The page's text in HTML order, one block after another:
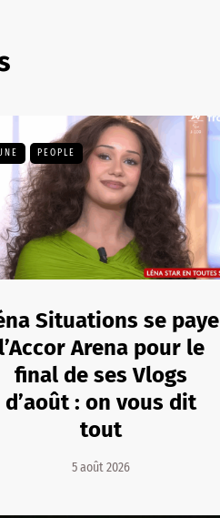
PEOPLE
Situations se paye
l’Accor Arena pour le
final de ses Vlogs
d’août : on vous dit
tout
5 août 2026